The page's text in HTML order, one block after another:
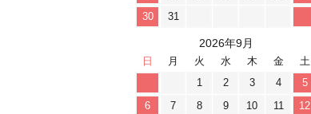
30
31
2026年9月
日 月 火 水 木 金
土
1
2 3 4
5
6
7 8 9 10 11
12